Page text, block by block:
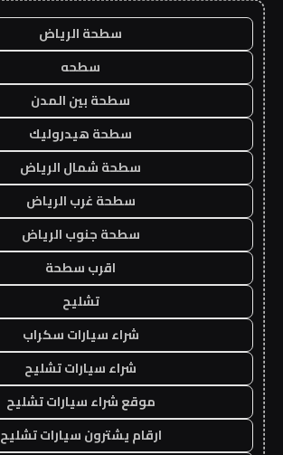
سطحة الرياض
سطحه
سطحة بين المدن
سطحة هيدروليك
سطحة شمال الرياض
سطحة غرب الرياض
سطحة جنوب الرياض
اقرب سطحة
تشليح
شراء سيارات سكراب
شراء سيارات تشليح
موقع شراء سيارات تشليح
ارقام يشترون سيارات تشليح